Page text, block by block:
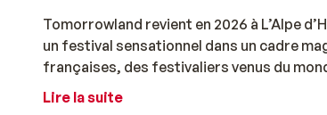
Tomorrowland revient en 2026 à L’Alpe
un festival sensationnel dans un cadre
françaises, des festivaliers venus du
snowboard et fêtes dans un domaine
Lire la suite